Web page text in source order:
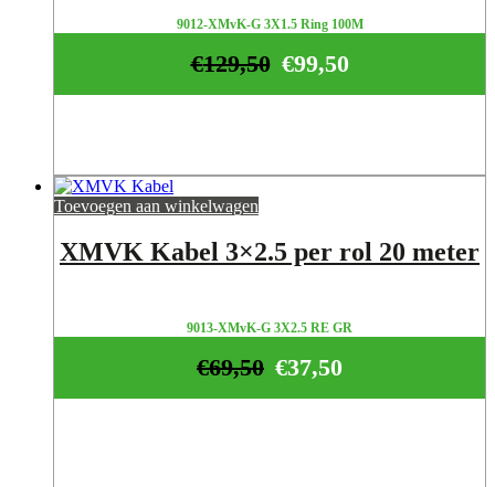
9012-XMvK-G 3X1.5 Ring 100M
€99,50
€129,50
Toevoegen aan winkelwagen
XMVK Kabel 3×2.5 per rol 20 meter
9013-XMvK-G 3X2.5 RE GR
€37,50
€69,50